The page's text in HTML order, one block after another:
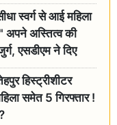
स्वर्ग से आई महिला
अपने अस्तित्व की
एसडीएम ने दिए
हिस्ट्रीशीटर
समेत 5 गिरफ्तार !